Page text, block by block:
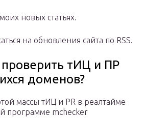
новых статьях.
на обновления сайта по RSS.
проверить тИЦ и ПР
доменов?
массы тИЦ и PR в реалтайме
программе mchecker